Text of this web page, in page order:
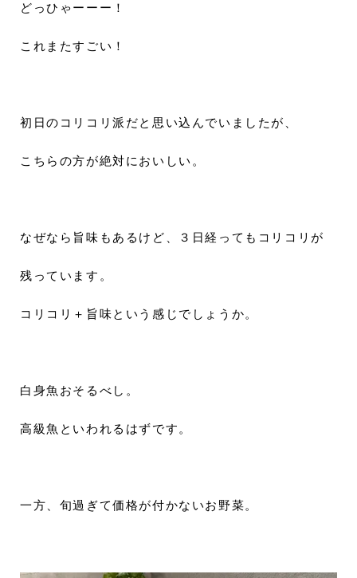
どっひゃーーー！
これまたすごい！
初日のコリコリ派だと思い込んでいましたが、
こちらの方が絶対においしい。
なぜなら旨味もあるけど、３日経ってもコリコリが
残っています。
コリコリ＋旨味という感じでしょうか。
白身魚おそるべし。
高級魚といわれるはずです。
一方、旬過ぎて価格が付かないお野菜。